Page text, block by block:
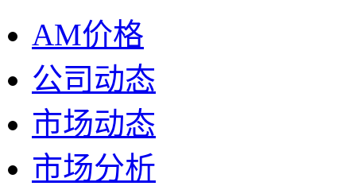
AM价格
公司动态
市场动态
市场分析